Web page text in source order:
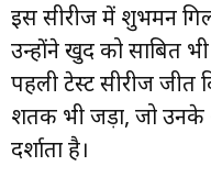
इस सीरीज में शुभमन
उन्होंने खुद को साबित
पहली टेस्ट सीरीज जीत
शतक भी जड़ा, जो उनके
दर्शाता है।